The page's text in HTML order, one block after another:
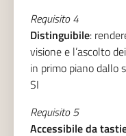
Requisito 4
Distinguibile:
visione e l’ascolto
in primo piano dallo
SI
Requisito 5
Accessibile da